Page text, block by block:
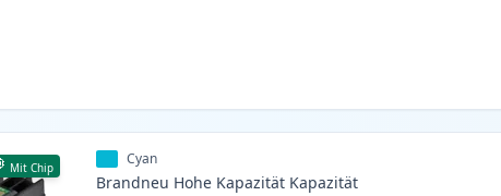
Mit Chip Cyan
Brandneu Hohe Kapazität Kapazität